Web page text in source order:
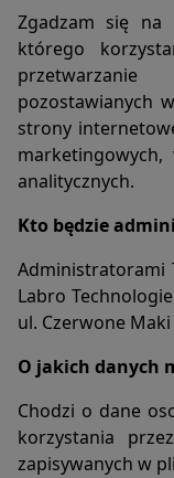
Zgadzam się na
którego
pozostawianych
strony
analitycznych.
Kto będzie
Administratorami
Labro
ul. Czerwone
O jakich danych
Chodzi o dane
korzystania
zapisywanych w
bezpieczeństwa
ich świadczenie
lub podobne
korzystasz). Taką
statystycznych i
tzw. uzasadniony
Twoich danych w
trzecich będzie
zgadzasz się na
zbieranych w
www.labro.com.pl
plikach cookies.
Informacje ogólne: